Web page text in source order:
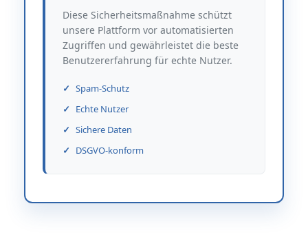
Diese Sicherheitsmaßnahme schützt
unsere Plattform vor automatisierten
Zugriffen und gewährleistet die beste
Benutzererfahrung für echte Nutzer.
Spam-Schutz
Echte Nutzer
Sichere Daten
DSGVO-konform